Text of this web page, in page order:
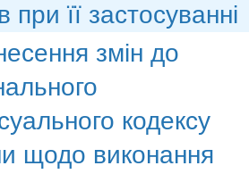
при її застосуванні
змін до
кодексу
щодо виконання